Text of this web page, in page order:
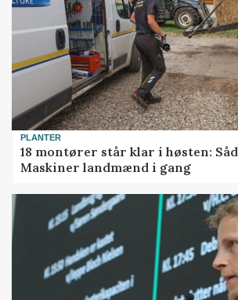
PLANTER
18 montører står klar i høsten:
Maskiner landmænd i gang